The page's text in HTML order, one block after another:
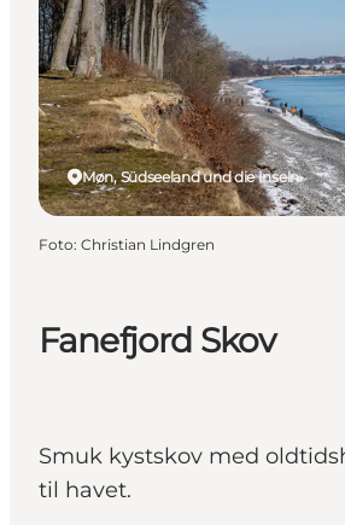
Events
Essen
Unterkunft
Reise planen
Fanefjord Skov
Smuk kystskov med
til havet.
Møn, Südseeland und die Inseln
Foto: Christian Lindgren